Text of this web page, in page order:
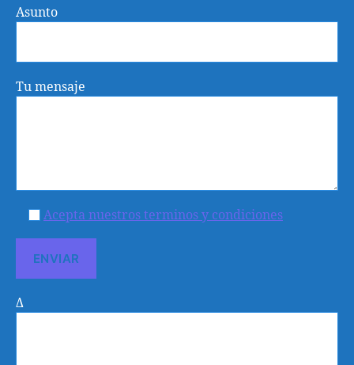
Asunto
Tu mensaje
Acepta nuestros terminos y condiciones
Δ